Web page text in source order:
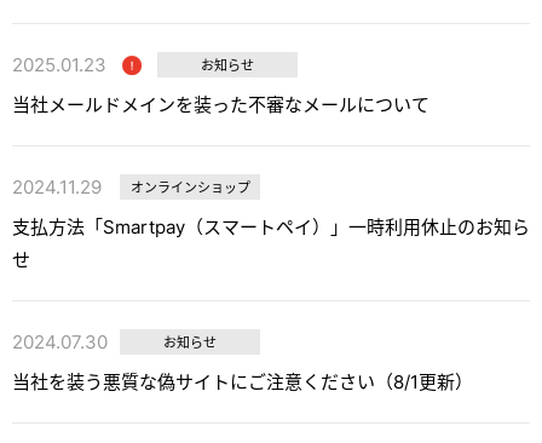
2025.01.23 お知らせ
当社メールドメインを装った不審なメールについて
2024.11.29 オンラインショップ
支払方法「Smartpay（スマートペイ）」一時利用休止のお知ら
せ
2024.07.30 お知らせ
当社を装う悪質な偽サイトにご注意ください（8/1更新）